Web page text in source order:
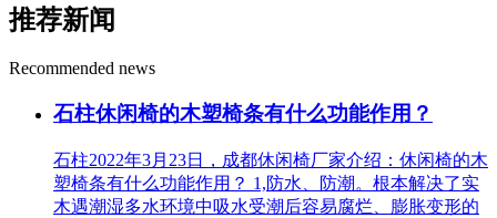
推荐新闻
Recommended news
石柱休闲椅的木塑椅条有什么功能作用？
石柱2022年3月23日，成都休闲椅厂家介绍：休闲椅的木
塑椅条有什么功能作用？ 1,防水、防潮。根本解决了实
木遇潮湿多水环境中吸水受潮后容易腐烂、膨胀变形的